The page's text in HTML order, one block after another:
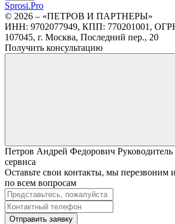
Sprosi.Pro
© 2026 – «ПЕТРОВ И ПАРТНЕРЫ»
ИНН: 9702077949, КПП: 770201001,
107045, г. Москва, Последний пер., 20
Получить консультацию
Петров Андрей Федорович Руководитель
сервиса
Оставьте свои контакты, мы перезвоним
по всем вопросам
Отправить заявку